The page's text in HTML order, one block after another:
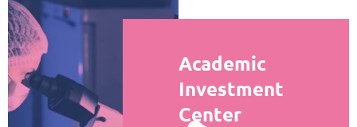
Academic
Investment
Center